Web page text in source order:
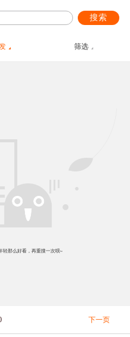
搜索
筛选
轻那么好看，再重搜一次呗~
下一页